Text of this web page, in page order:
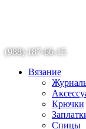
(988) 187-66-15
Вязание
Крючки
Спицы